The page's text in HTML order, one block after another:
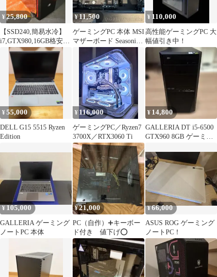
¥25,800
【SSD240,簡易水冷】
i7,GTX980,16GB格安自
作PC
¥11,500
ゲーミングPC 本体 MSI
マザーボード Seasonic
¥ 110,000
高性能ゲーミングPC 大
幅値引き中！
¥55,000
DELL G15 5515 Ryzen
Edition
¥ 116,000
ゲーミングPC／Ryzen7
3700X／RTX3060 Ti
¥ 14,800
GALLERIA DT i5-6500
GTX960 8GB ゲーミン
¥ 105,000
GALLERIA ゲーミング
ノートPC 本体
¥21,000
PC（自作）➕キーボー
ド付き 値下げ⭕️
¥66,000
ASUS ROG ゲーミング
ノートPC！